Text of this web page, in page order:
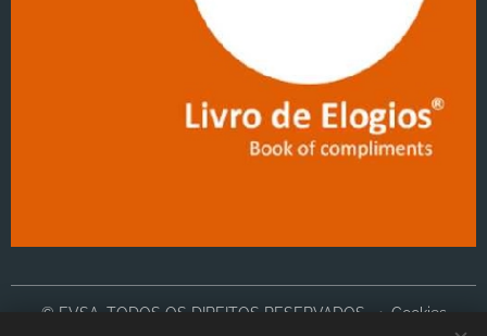
© EVSA, TODOS OS DIREITOS RESERVADOS Cookies